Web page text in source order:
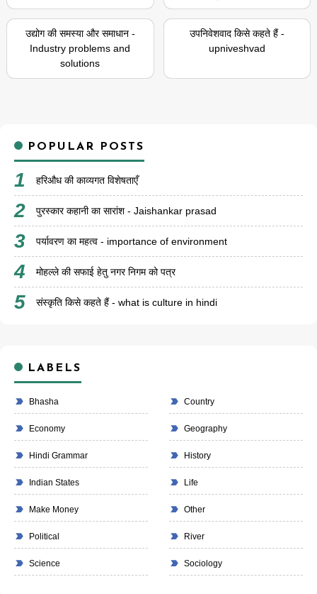
उद्योग की समस्या और समाधान -
Industry problems and
solutions
उपनिवेशवाद किसे कहते हैं -
upniveshvad
POPULAR POSTS
हरिऔध की काव्यगत विशेषताएँ
पुरस्कार कहानी का सारांश - Jaishankar prasad
पर्यावरण का महत्व - importance of environment
मोहल्ले की सफाई हेतु नगर निगम को पत्र
संस्कृति किसे कहते हैं - what is culture in hindi
LABELS
Bhasha Country
Economy Geography
Hindi Grammar History
Indian States Life
Make Money Other
Political River
Science Sociology